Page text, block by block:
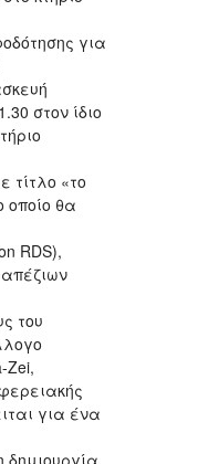
για
στον ίδιο
τίτλο «το
οποίο θα
RDS),
του
Zei,
για ένα
δημιουργία